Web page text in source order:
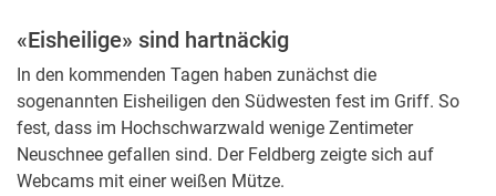
«Eisheilige» sind hartnäckig
In den kommenden Tagen haben zunächst die
sogenannten Eisheiligen den Südwesten fest im Griff. So
fest, dass im Hochschwarzwald wenige Zentimeter
Neuschnee gefallen sind. Der Feldberg zeigte sich auf
Webcams mit einer weißen Mütze.